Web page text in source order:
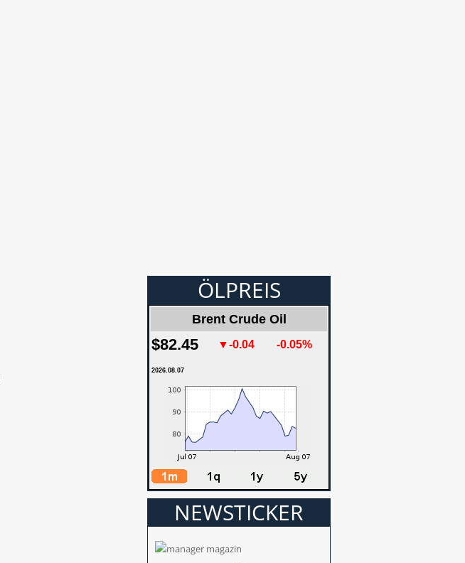
ÖLPREIS
Brent Crude Oil
$82.45 ▼-0.04 -0.05%
2026.08.07
NEWSTICKER